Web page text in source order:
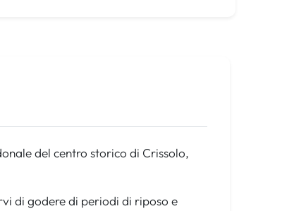
del centro storico di Crissolo,
di godere di periodi di riposo e